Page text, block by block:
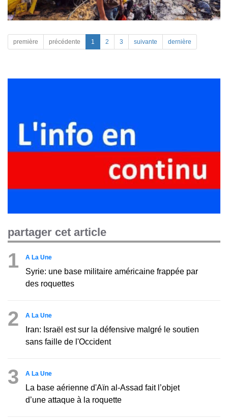
première précédente 1 2 3 suivante dernière
partager cet article
1 A La Une
Syrie: une base militaire américaine frappée par
des roquettes
2 A La Une
Iran: Israël est sur la défensive malgré le soutien
sans faille de l'Occident
3 A La Une
La base aérienne d'Aïn al-Assad fait l’objet
d’une attaque à la roquette